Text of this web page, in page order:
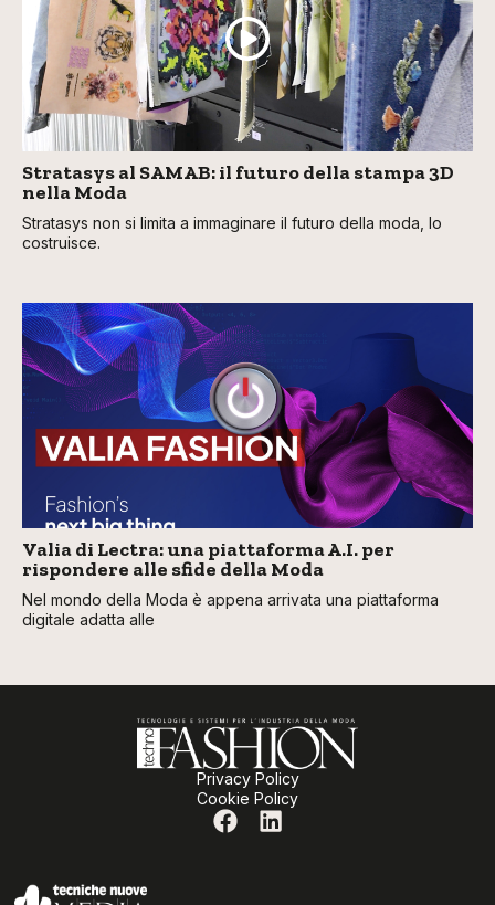
Stratasys al SAMAB: il futuro della stampa 3D
nella Moda
Stratasys non si limita a immaginare il futuro della moda, lo
costruisce.
Valia di Lectra: una piattaforma A.I. per
rispondere alle sfide della Moda
Nel mondo della Moda è appena arrivata una piattaforma
digitale adatta alle
Privacy Policy
Cookie Policy